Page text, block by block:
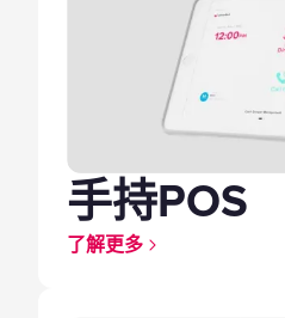
手持POS
了解更多